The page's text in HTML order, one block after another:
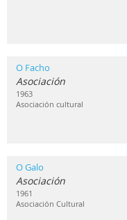
O Facho
Asociación
1963
Asociación cultural
O Galo
Asociación
1961
Asociación Cultural